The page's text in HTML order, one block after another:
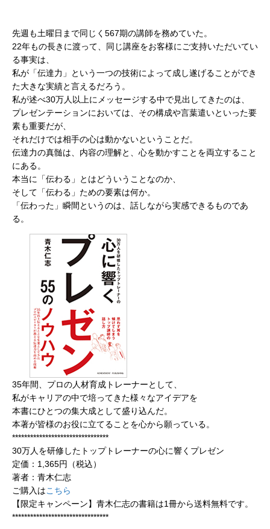
先週も土曜日まで同じく567期の講師を務めていた。
22年もの長きに渡って、同じ講座をお客様にご支持いただいてい
る事実は、
私が「伝達力」という一つの技術によって成し遂げることができ
た大きな実績と言えるだろう。
私が述べ30万人以上にメッセージする中で見出してきたのは、
プレゼンテーションにおいては、その構成や言葉遣いといった要
素も重要だが、
それだけでは相手の心は動かないということだ。
伝達力の真髄は、内容の理解と、心を動かすことを両立すること
にある。
本当に「伝わる」とはどういうことなのか、
そして「伝わる」ための要素は何か。
「伝わった」瞬間というのは、話しながら実感できるものであ
る。
35年間、プロの人材育成トレーナーとして、
私がキャリアの中で培ってきた様々なアイデアを
本書にひとつの集大成として盛り込んだ。
本著が皆様のお役に立てることを心から願っている。
********************************
30万人を研修したトップトレーナーの心に響くプレゼン
定価：1,365円（税込）
著者：青木仁志
ご購入はこちら
【限定キャンペーン】青木仁志の書籍は1冊から送料無料です。
********************************